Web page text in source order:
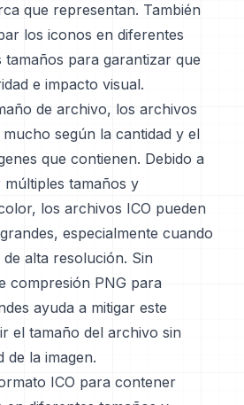
que representan. También
los iconos en diferentes
para garantizar que
e impacto visual.
de archivo, los archivos
según la cantidad y el
que contienen. Debido a
tamaños y
los archivos ICO pueden
especialmente cuando
alta resolución. Sin
compresión PNG para
ayuda a mitigar este
el tamaño del archivo sin
de la imagen.
ICO para contener